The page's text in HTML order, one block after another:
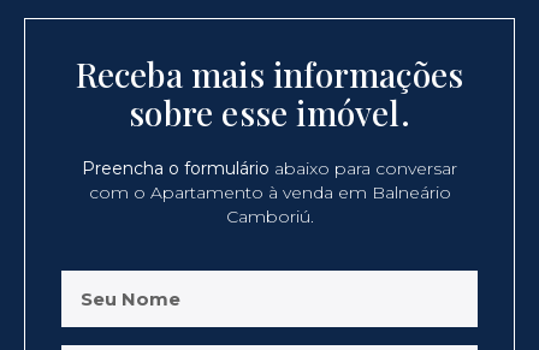
Receba mais informações
sobre esse imóvel.
Preencha o formulário abaixo para conversar
com o Apartamento à venda em Balneário
Camboriú.